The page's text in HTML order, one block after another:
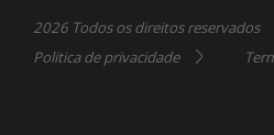
2026 Todos os direitos reservados
Politica de privacidade